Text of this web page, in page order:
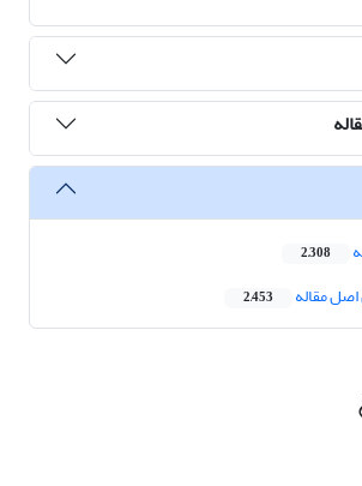
2,308
مقاله 2,453